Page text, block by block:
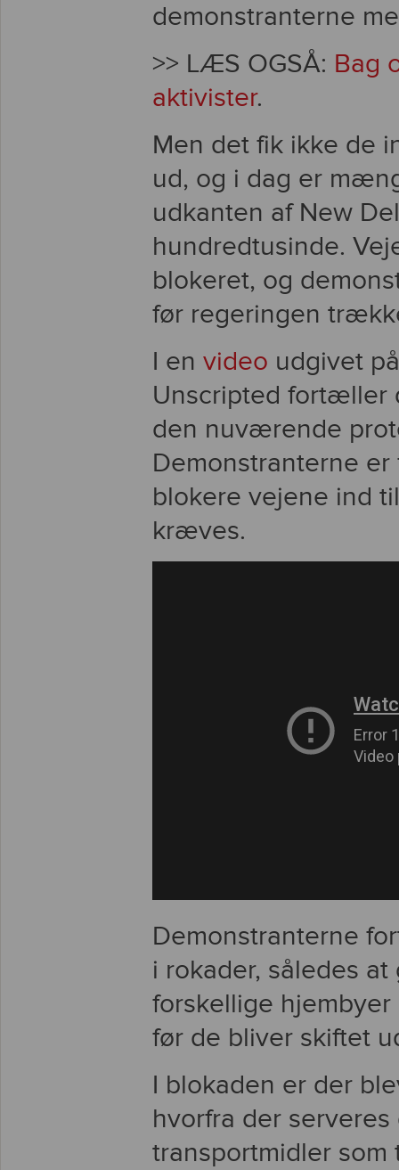
demonstranterne
>> LÆS OGSÅ: Bag
aktivister.
Men det fik ikke de
ud, og i dag er
udkanten af New
hundredtusinde.
blokeret, og
før regeringen
I en video udgivet
Unscripted fortæller
den nuværende
Demonstranterne
blokere vejene ind
kræves.
Demonstranterne
i rokader, således
forskellige
før de bliver skiftet
I blokaden er der
hvorfra der
transportmidler